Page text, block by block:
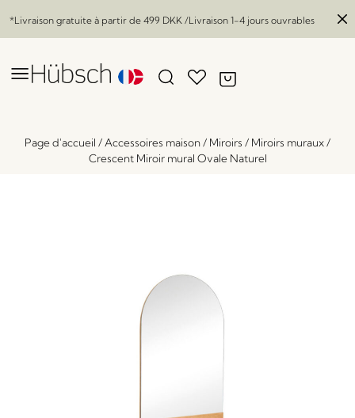
*Livraison gratuite à partir de 499 DKK /Livraison 1-4 jours ouvrables
Page d'accueil / Accessoires maison/ Miroirs / Miroirs muraux/
Crescent Miroir mural Ovale Naturel